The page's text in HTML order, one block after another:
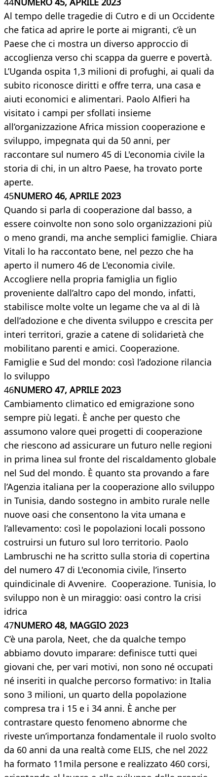
Al tempo delle tragedie di Cutro e di un Occidente
che fatica ad aprire le porte ai migranti, c’è un
Paese che ci mostra un diverso approccio di
accoglienza verso chi scappa da guerre e povertà.
L’Uganda ospita 1,3 milioni di profughi, ai quali da
subito riconosce diritti e offre terra, una casa e
aiuti economici e alimentari. Paolo Alfieri ha
visitato i campi per sfollati insieme
all’organizzazione Africa mission cooperazione e
sviluppo, impegnata qui da 50 anni, per
raccontare sul numero 45 di L'economia civile la
storia di chi, in un altro Paese, ha trovato porte
aperte.
45NUMERO 46, APRILE 2023
Quando si parla di cooperazione dal basso, a
essere coinvolte non sono solo organizzazioni più
o meno grandi, ma anche semplici famiglie. Chiara
Vitali lo ha raccontato bene, nel pezzo che ha
aperto il numero 46 de L'economia civile.
Accogliere nella propria famiglia un figlio
proveniente dall’altro capo del mondo, infatti,
stabilisce molte volte un legame che va al di là
dell’adozione e che diventa sviluppo e crescita per
interi territori, grazie a catene di solidarietà che
mobilitano parenti e amici. Cooperazione.
Famiglie e Sud del mondo: così l’adozione rilancia
lo sviluppo
46NUMERO 47, APRILE 2023
Cambiamento climatico ed emigrazione sono
sempre più legati. È anche per questo che
assumono valore quei progetti di cooperazione
che riescono ad assicurare un futuro nelle regioni
in prima linea sul fronte del riscaldamento globale
nel Sud del mondo. È quanto sta provando a fare
l’Agenzia italiana per la cooperazione allo sviluppo
in Tunisia, dando sostegno in ambito rurale nelle
nuove oasi che consentono la vita umana e
l’allevamento: così le popolazioni locali possono
costruirsi un futuro sul loro territorio. Paolo
Lambruschi ne ha scritto sulla storia di copertina
del numero 47 di L'economia civile, l’inserto
quindicinale di Avvenire. Cooperazione. Tunisia, lo
sviluppo non è un miraggio: oasi contro la crisi
idrica
47NUMERO 48, MAGGIO 2023
C’è una parola, Neet, che da qualche tempo
abbiamo dovuto imparare: definisce tutti quei
giovani che, per vari motivi, non sono né occupati
né inseriti in qualche percorso formativo: in Italia
sono 3 milioni, un quarto della popolazione
compresa tra i 15 e i 34 anni. È anche per
contrastare questo fenomeno abnorme che
riveste un’importanza fondamentale il ruolo svolto
da 60 anni da una realtà come ELIS, che nel 2022
ha formato 11mila persone e realizzato 460 corsi,